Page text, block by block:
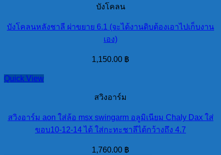
บังโคลน
บังโคลนหลังชาลี ผ่าขยาย 6.1 (จะได้งานดิบต้องเอาไปเก็บงาน
เอง)
1,150.00 ฿
Quick View
สวิงอาร์ม
สวิงอาร์ม aon ใส่ล้อ msx swingarm อลูมิเนียม Chaly Dax ใส่
ขอบ10-12-14 ได้ ใส่กะทะชาลีได้กว้างถึง 4.7
1,760.00 ฿